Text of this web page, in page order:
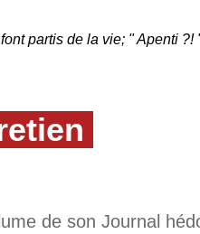
partis de la vie; " Apenti ?!
de son Journal